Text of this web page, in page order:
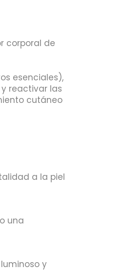
corporal de
esenciales),
reactivar las
cutáneo
a la piel
una
y